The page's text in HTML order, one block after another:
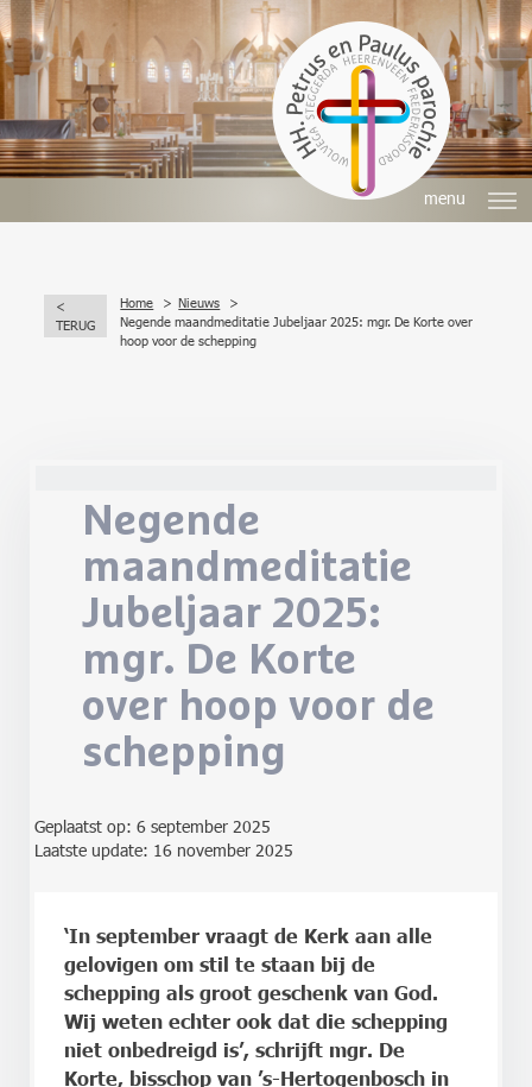
menu
<
TERUG
Home
Nieuws
Negende maandmeditatie Jubeljaar 2025: mgr. De Korte over
hoop voor de schepping
Negende
maandmeditatie
Jubeljaar 2025:
mgr. De Korte
over hoop voor de
schepping
Geplaatst op:6 september 2025
Laatste update: 16 november 2025
‘In september vraagt de Kerk aan alle
gelovigen om stil te staan bij de
schepping als groot geschenk van God.
Wij weten echter ook dat die schepping
niet onbedreigd is’, schrijft mgr. De
Korte, bisschop van ’s-Hertogenbosch in